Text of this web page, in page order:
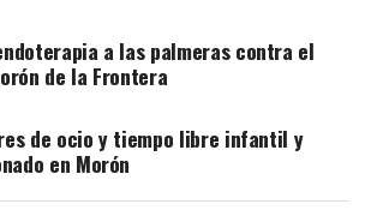
a las palmeras contra el
de la Frontera
de ocio y tiempo libre infantil y
en Morón